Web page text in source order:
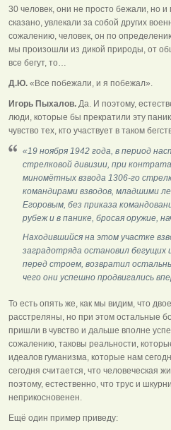
30 человек, они не просто бежали, но и
сказано, увлекали за собой других
сожалению, человек, он по
мы произошли из дикой природы, от
все бегут, то…
Д.Ю. «Все побежали, и я побежал».
Игорь Пыхалов. Да. И поэтому,
люди, которые бы прекратили эту
чувство тех, кто участвует в таком
«19 ноября 1942 года, в период
стрелковой дивизии, при
миномётных взвода 1306-го
командирами взводов, младшими
Егоровым, без приказа
рубеж и в панике, бросая оружие,
Находившийся на этом участке
заградотряда остановил бегущих
перед строем, возвратил
чего они успешно продвигались
То есть опять же, как мы видим, что
расстреляны, но при этом остальные
пришли в чувство и дальше вполне
сожалению, таковы реальности,
идеалов гуманизма, которые нам
сегодня считается, что человеческая
поэтому, естественно, что трус и
неприкосновенен.
Ещё один пример приведу: